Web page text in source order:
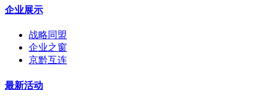
企业展示
战略同盟
企业之窗
京黔互连
最新活动